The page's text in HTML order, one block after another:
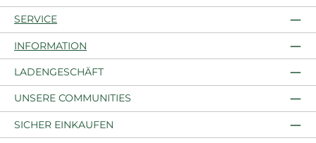
SERVICE
INFORMATION
LADENGESCHÄFT
UNSERE COMMUNITIES
SICHER EINKAUFEN